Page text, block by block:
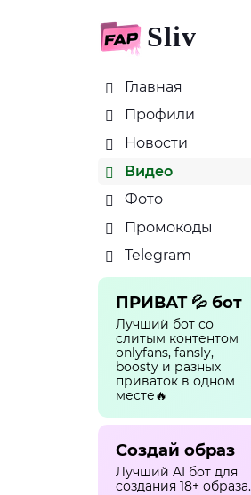
Sliv
Главная
Профили
Новости
Видео
Фото
Промокоды
Telegram
ПРИВАТ 💦 бот
Лучший бот со
слитым контентом
onlyfans, fansly,
boosty и разных
приваток в одном
месте🔥
Создай образ
Лучший AI бот для
создания 18+ образа.